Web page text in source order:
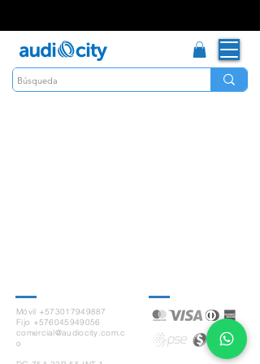
Móvil +573017949887
Fijo +576045949056
comercial@audiocity.com.c
o